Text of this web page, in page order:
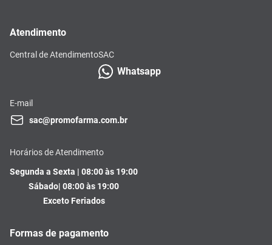
Atendimento
Central de AtendimentoSAC
Whatsapp
E-mail
sac@promofarma.com.br
Horários de Atendimento
Segunda a Sexta | 08:00 às 19:00
Sábado| 08:00 às 19:00
Exceto Feriados
Formas de pagamento